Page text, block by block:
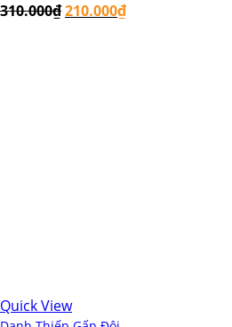
310.000₫210.000₫
Quick View